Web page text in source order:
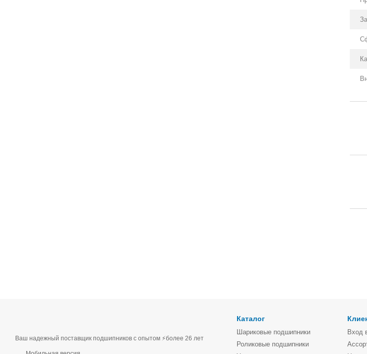
Ваш надежный поставщик подшипников с опытом ⚡более 26 лет
Каталог
Шариковые подшипники
Роликовые подшипники
Вход